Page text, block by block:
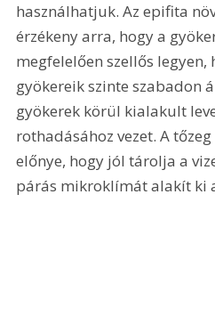
használhatjuk. Az epifita
érzékeny arra, hogy a
megfelelően szellős legyen,
gyökereik szinte szabadon
gyökerek körül kialakult
rothadásához vezet. A
előnye, hogy jól tárolja a
párás mikroklímát alakít ki